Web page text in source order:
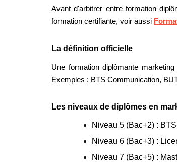
Avant d'arbitrer entre formation
formation certifiante, voir aussi
La définition officielle
Une formation diplômante
Exemples : BTS Communication,
Les niveaux de diplômes en
Niveau 5 (Bac+2) :
Niveau 6 (Bac+3) :
Niveau 7 (Bac+5) :